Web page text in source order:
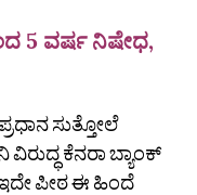
5 ವರ್ಷ ನಿಷೇಧ,
ಸುತ್ತೋಲೆ
ಕೆನರಾ ಬ್ಯಾಂಕ್
ಪೀಠ ಈ ಹಿಂದೆ